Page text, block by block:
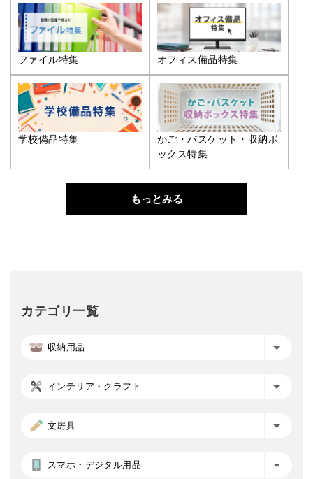
ファイル特集 オフィス備品特集
学校備品特集
かご・バスケット・収納ボ
ックス特集
もっとみる
カテゴリ一覧
収納用品
インテリア・クラフト
文房具
スマホ・デジタル用品